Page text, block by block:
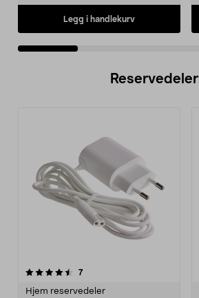
Legg i handlekurv
Reservedeler
7anmeldelser
Hjem reservedeler
4.5av 5 stjerner